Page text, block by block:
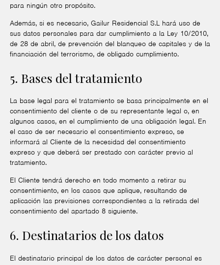
para ningún otro propósito.
Además, si es necesario, Gailur Residencial S.L hará uso de
sus datos personales para dar cumplimiento a la Ley 10/2010,
de 28 de abril, de prevención del blanqueo de capitales y de la
financiación del terrorismo, de obligado cumplimiento.
5. Bases del tratamiento
La base legal para el tratamiento se basa principalmente en el
consentimiento del cliente o de su representante legal o, en
algunos casos, en el cumplimiento de una obligación legal. En
el caso de ser necesario el consentimiento expreso, se
informará al Cliente de la necesidad del consentimiento
expreso y que deberá ser prestado con carácter previo al
tratamiento.
El Cliente tendrá derecho en todo momento a retirar su
consentimiento, en los casos que aplique, resultando de
aplicación las previsiones correspondientes a la retirada del
consentimiento del apartado 8 siguiente.
6. Destinatarios de los datos
El destinatario principal de los datos de carácter personal es